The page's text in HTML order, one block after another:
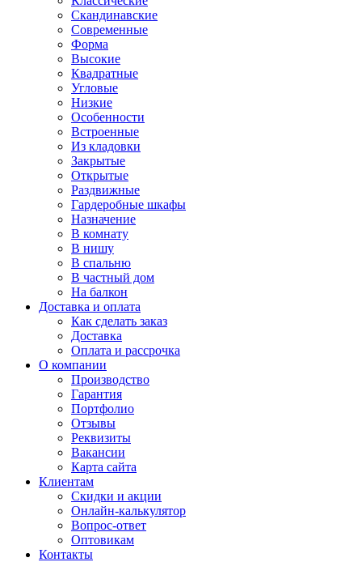
Скандинавские
Современные
Форма
Высокие
Квадратные
Угловые
Низкие
Особенности
Встроенные
Из кладовки
Закрытые
Открытые
Раздвижные
Гардеробные шкафы
Назначение
В комнату
В нишу
В спальню
В частный дом
На балкон
Доставка и оплата
Как сделать заказ
Доставка
Оплата и рассрочка
О компании
Производство
Гарантия
Портфолио
Отзывы
Реквизиты
Вакансии
Карта сайта
Клиентам
Скидки и акции
Онлайн-калькулятор
Вопрос-ответ
Оптовикам
Контакты